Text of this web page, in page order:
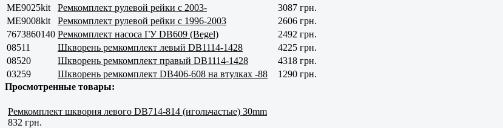
ME9025kit
Ремкомплект рулевой рейки с 2003-
3087 грн.
ME9008kit
Ремкомплект рулевой рейки с 1996-2003
2606 грн.
7673860140 Ремкомплект насоса ГУ DB609 (Begel)
2492 грн.
08511
Шкворень ремкомплект левый DB1114-1428
4225 грн.
08520
Шкворень ремкомплект правый DB1114-1428
4318 грн.
03259
Шкворень ремкомплект DB406-608 на втулках -88
1290 грн.
Просмотренные товары:
Ремкомплект шкворня левого DB714-814 (игольчастые) 30mm
832 грн.